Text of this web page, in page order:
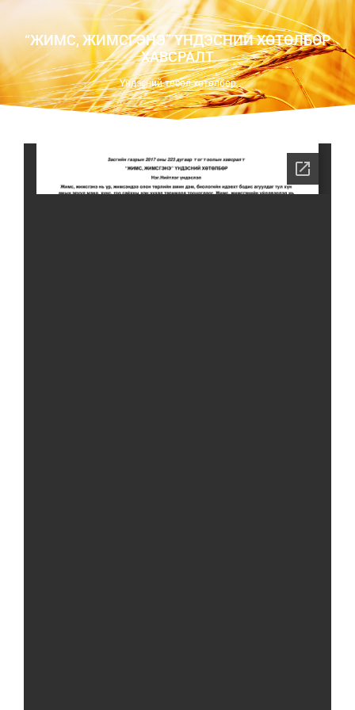
“ЖИМС, ЖИМСГЭНЭ” ҮНДЭСНИЙ ХӨТӨЛБӨР
ХАВСРАЛТ
Үндэсний төсөл хөтөлбөр